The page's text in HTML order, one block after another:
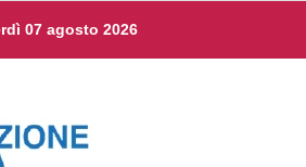
07 agosto 2026